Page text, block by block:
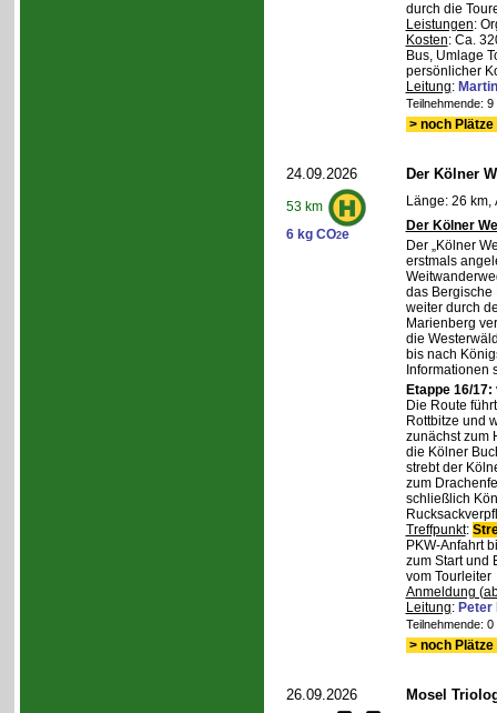
durch die
Leistungen:
Kosten: Ca.
Bus, Umlage
persönlicher
Leitung:
Teilnehmende:
> noch
24.09.2026
53 km
6 kg CO2e
Der Kölner
Länge: 26 km,
Der Kölner
Der „Kölner
erstmals
das Bergische
weiter durch
Marienberg
die
bis nach
Informationen
Etappe 16/
Die Route
Rottbitze und
zunächst zum
die Kölner
strebt der
zum
schließlich
Treffpunkt:
PKW-Anfahrt
zum Start und
vom Tourleiter
Anmeldung
Leitung: Peter
Teilnehmende:
> noch
26.09.2026 Mosel